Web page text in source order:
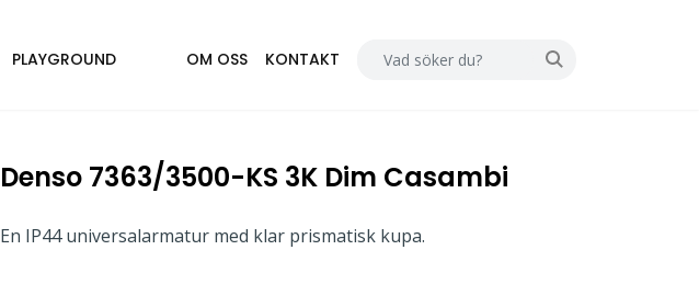
PLAYGROUND OM OSS KONTAKT
Denso 7363/3500-KS 3K Dim Casambi
En IP44 universalarmatur med klar prismatisk kupa.